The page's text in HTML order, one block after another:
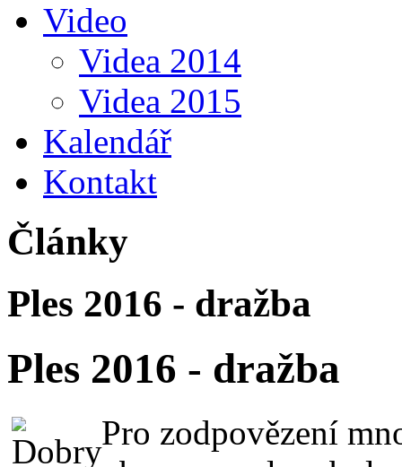
Video
Videa 2014
Videa 2015
Kalendář
Kontakt
Články
Ples 2016 - dražba
Ples 2016 - dražba
Pro zodpovězení